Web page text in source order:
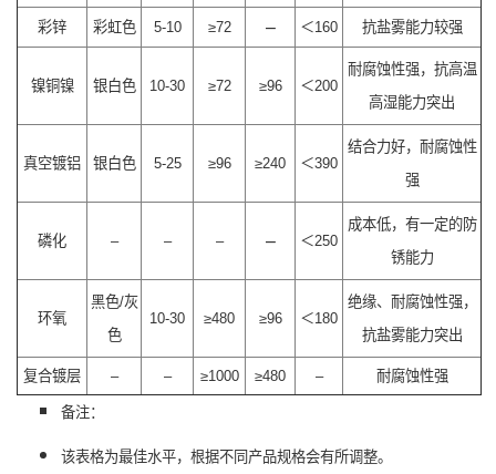
彩锌 彩虹色 5-10 ≥72 – ＜160 抗盐雾能力较强
镍铜镍 银白色 10-30 ≥72 ≥96 ＜200
耐腐蚀性强，抗高温
高湿能力突出
真空镀铝 银白色 5-25 ≥96 ≥240 ＜390
结合力好，耐腐蚀性
强
磷化 – – – – ＜250
成本低，有一定的防
锈能力
环氧
黑色/灰
色
10-30 ≥480 ≥96 ＜180
绝缘、耐腐蚀性强，
抗盐雾能力突出
复合镀层 – – ≥1000 ≥480 – 耐腐蚀性强
备注：
该表格为最佳水平，根据不同产品规格会有所调整。